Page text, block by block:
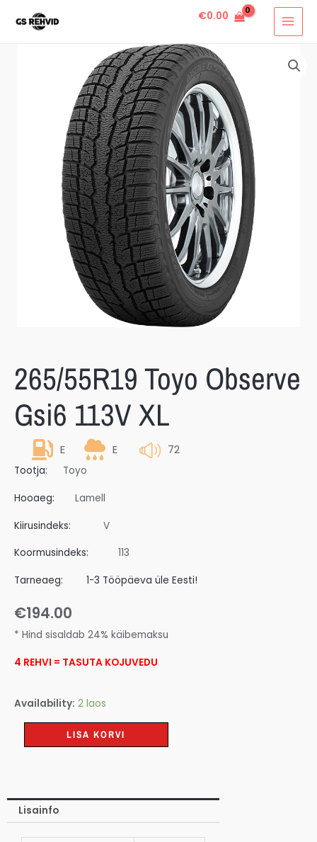
€0.00
265/55R19 Toyo Observe
Gsi6 113V XL
E E 72
Tootja: Toyo
Hooaeg: Lamell
Kiirusindeks: V
Koormusindeks: 113
Tarneaeg: 1-3 Tööpäeva üle Eesti!
€194.00
* Hind sisaldab 24% käibemaksu
4 REHVI = TASUTA KOJUVEDU
Availability: 2 laos
LISA KORVI
Lisainfo